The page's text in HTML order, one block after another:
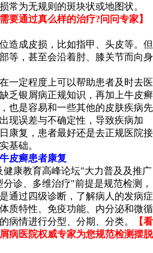
常为无规则的斑块状或地图状。
要通过真么样的治疗?问问专家】
造成皮损，比如指甲、头皮等。但
等，甚至会沿着肘、膝关节而向身
一定程度上可以帮助患者及时去医
乏银屑病正规知识，再加上牛皮癣
也是容易和一些其他的皮肤疾病先
现误差与不确定性，导致疾病加
康复，患者最好还是去正规医院接
基础。
皮癣患者康复
健康教育高峰论坛"大力普及及推广
诊、多维治疗"前提是规范检测，
通过四级诊断，了解病人的发病症
质特性、免疫功能、内分泌和微循
病情进行分型、分期、分类。
【看
病医院权威专家为您规范检测摆脱